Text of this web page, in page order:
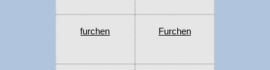
furchen Furchen